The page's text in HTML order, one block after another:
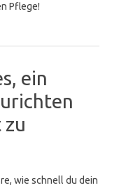
Pflege!
ein
wie schnell du dein